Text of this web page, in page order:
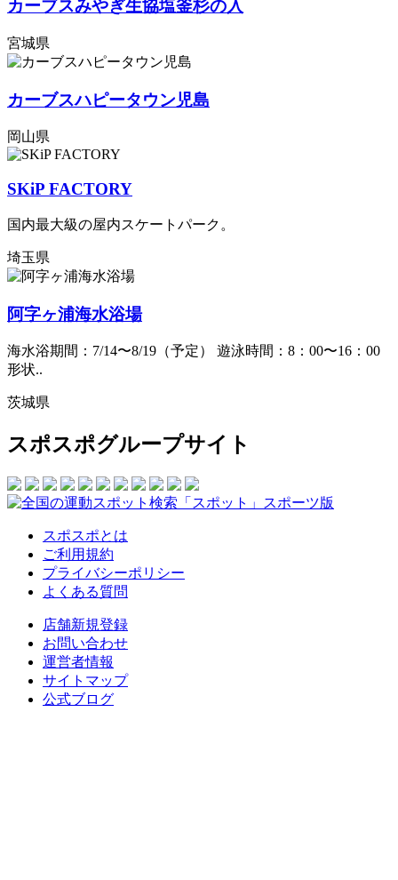
カーブスみやぎ生協塩釜杉の入
宮城県
カーブスハピータウン児島
岡山県
SKiP FACTORY
国内最大級の屋内スケートパーク。
埼玉県
阿字ヶ浦海水浴場
海水浴期間：7/14〜8/19（予定） 遊泳時間：8：00〜16：00
形状..
茨城県
スポスポグループサイト
スポスポとは
ご利用規約
プライバシーポリシー
よくある質問
店舗新規登録
お問い合わせ
運営者情報
サイトマップ
公式ブログ